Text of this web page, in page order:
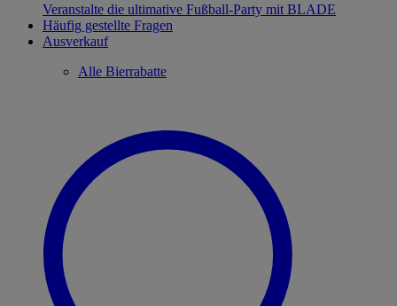
Veranstalte die ultimative Fußball-Party mit BLADE
Häufig gestellte Fragen
Ausverkauf
Alle Bierrabatte